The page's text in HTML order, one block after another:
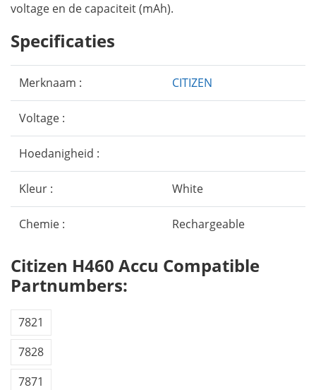
voltage en de capaciteit (mAh).
Specificaties
Merknaam : CITIZEN
Voltage :
Hoedanigheid :
Kleur : White
Chemie : Rechargeable
Citizen H460 Accu Compatible
Partnumbers:
7821
7828
7871